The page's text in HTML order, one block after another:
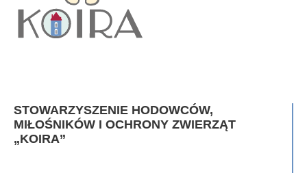
STOWARZYSZENIE HODOWCÓW,
MIŁOŚNIKÓW I OCHRONY ZWIERZĄT
„KOIRA”